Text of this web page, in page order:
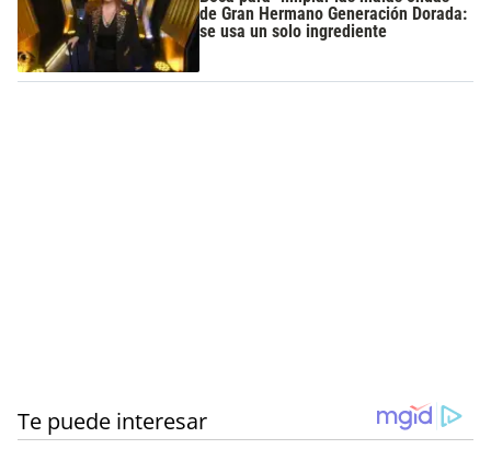
de Gran Hermano Generación Dorada:
se usa un solo ingrediente